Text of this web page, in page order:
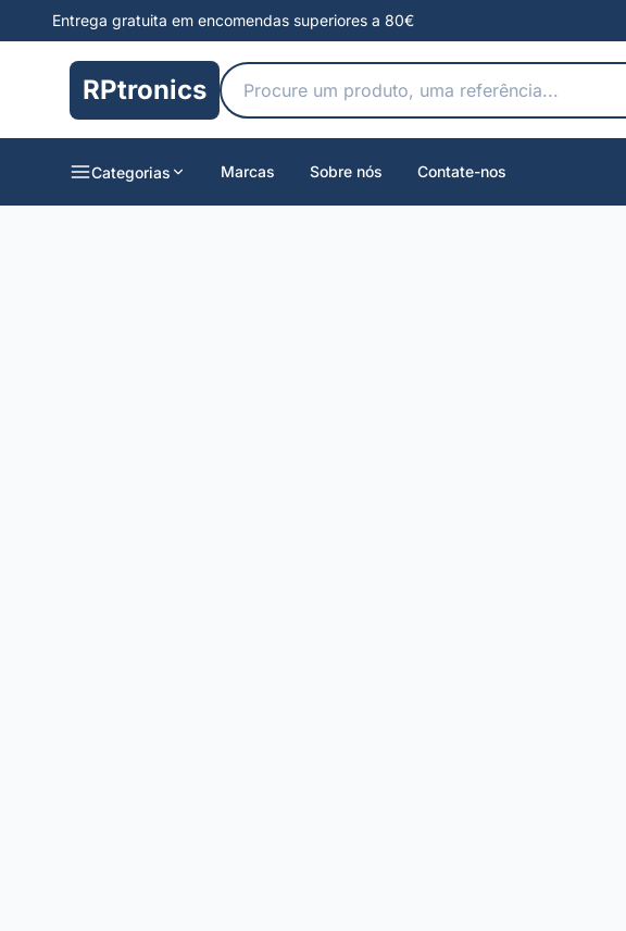
Entrega gratuita em encomendas superiores a 80€
RPtronics
Categorias Marcas Sobre nós Contate-nos